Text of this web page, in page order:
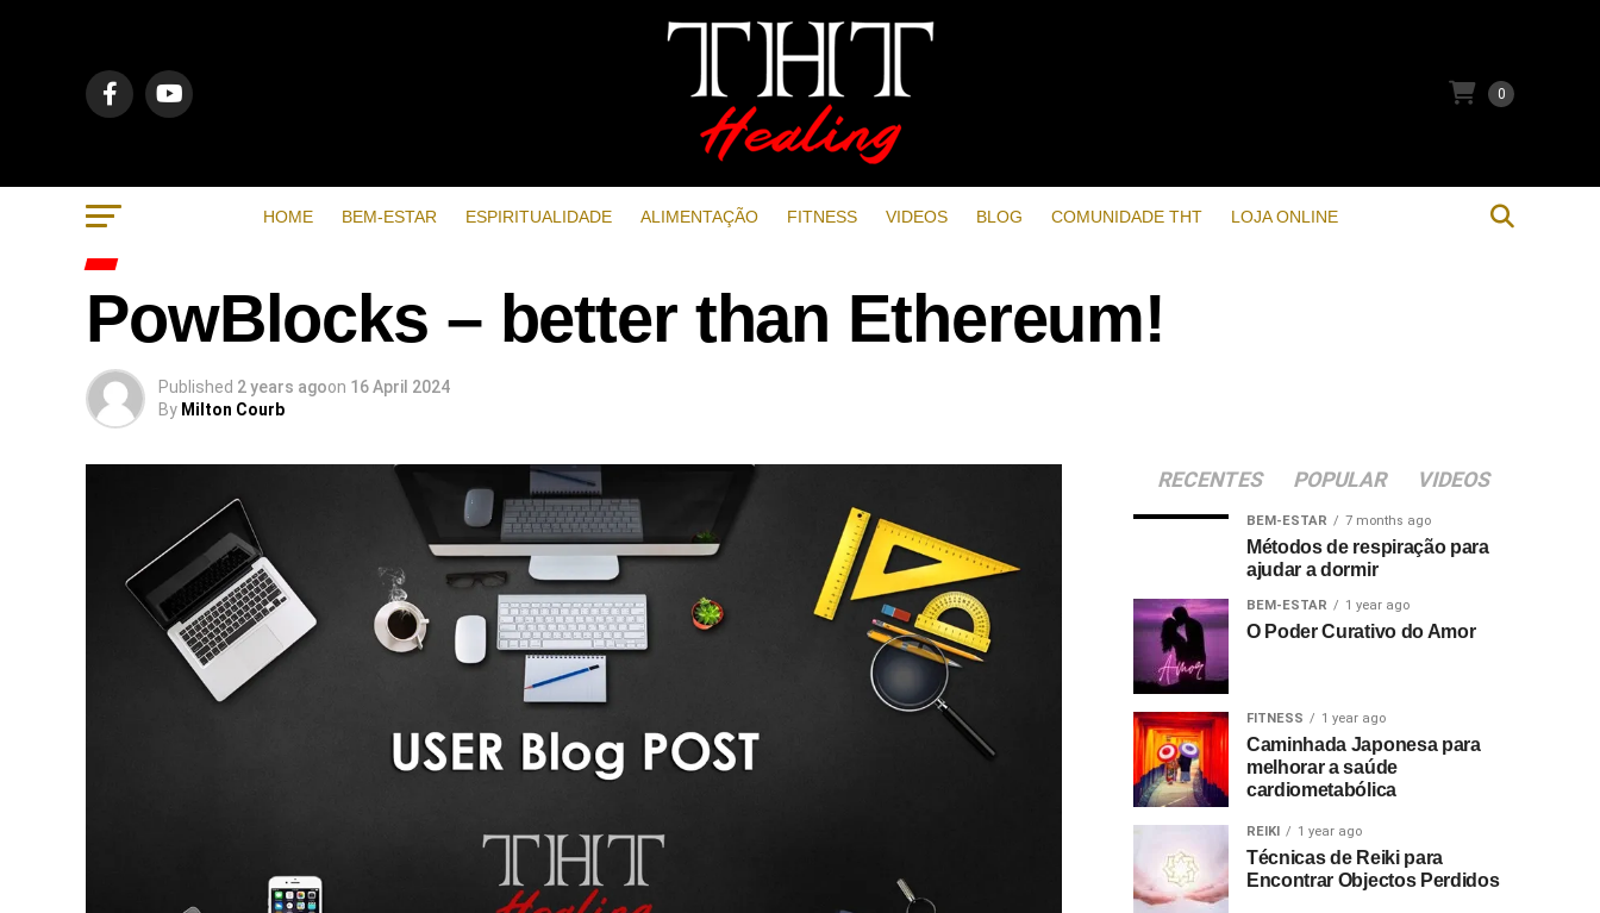
0
HOME BEM-ESTAR ESPIRITUALIDADE ALIMENTAÇÃO FITNESS VIDEOS BLOG COMUNIDADE THT LOJA ONLINE
PowBlocks – better than Ethereum!
Published 2 years agoon 16 April 2024
By Milton Courb
RECENTES POPULAR VIDEOS
BEM-ESTAR 7 months ago
Métodos de respiração para
ajudar a dormir
BEM-ESTAR 1 year ago
O Poder Curativo do Amor
FITNESS 1 year ago
Caminhada Japonesa para
melhorar a saúde
cardiometabólica
REIKI 1 year ago
Técnicas de Reiki para
Encontrar Objectos Perdidos